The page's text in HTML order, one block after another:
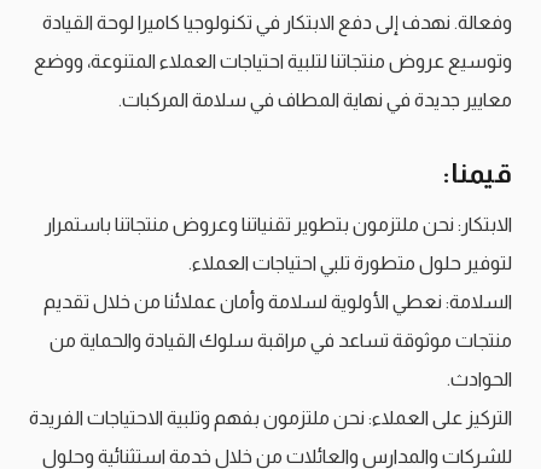
وفعالة. نهدف إلى دفع الابتكار في تكنولوجيا كاميرا لوحة القيادة
وتوسيع عروض منتجاتنا لتلبية احتياجات العملاء المتنوعة، ووضع
معايير جديدة في نهاية المطاف في سلامة المركبات.
قيمنا:
الابتكار: نحن ملتزمون بتطوير تقنياتنا وعروض منتجاتنا باستمرار
لتوفير حلول متطورة تلبي احتياجات العملاء.
السلامة: نعطي الأولوية لسلامة وأمان عملائنا من خلال تقديم
منتجات موثوقة تساعد في مراقبة سلوك القيادة والحماية من
الحوادث.
التركيز على العملاء: نحن ملتزمون بفهم وتلبية الاحتياجات الفريدة
للشركات والمدارس والعائلات من خلال خدمة استثنائية وحلول